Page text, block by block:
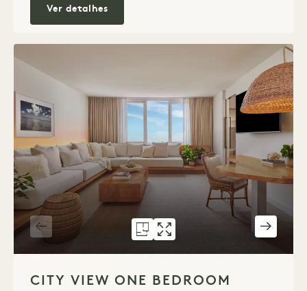
Ver detalhesCity View Studio Suite comCity View
PLANTA 1276 CITY VIEW ONE
GALERIA 1276 CITY VIEW
CITY VIEW ONE BEDROOM